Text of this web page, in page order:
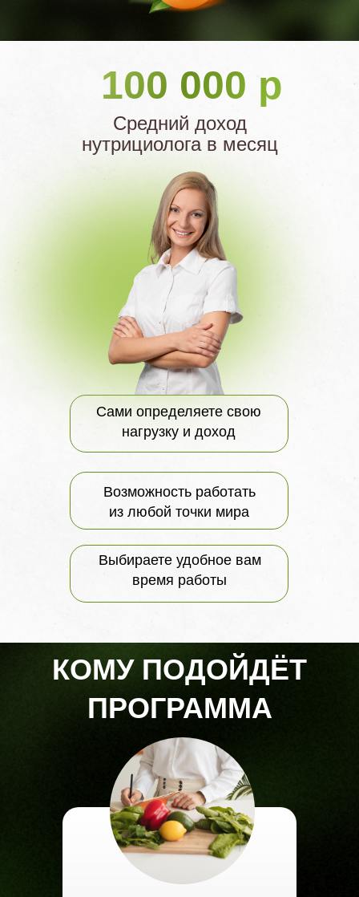
100 000 р
Средний доход
нутрициолога в месяц
Сами определяете свою
нагрузку и доход
Выбираете удобное вам
время работы
Возможность работать
из любой точки мира
КОМУ ПОДОЙДЁТ
ПРОГРАММА